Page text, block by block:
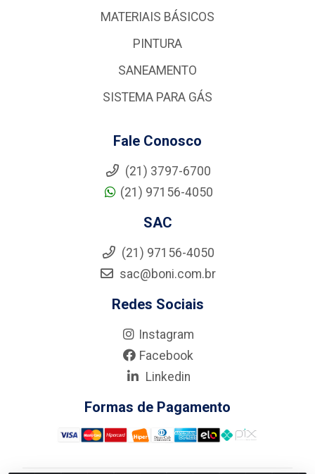
MATERIAIS BÁSICOS
PINTURA
SANEAMENTO
SISTEMA PARA GÁS
Fale Conosco
(21) 3797-6700
(21) 97156-4050
SAC
(21) 97156-4050
sac@boni.com.br
Redes Sociais
Instagram
Facebook
Linkedin
Formas de Pagamento